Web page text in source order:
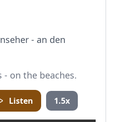
- an den
- on the beaches.
Listen 1.5x